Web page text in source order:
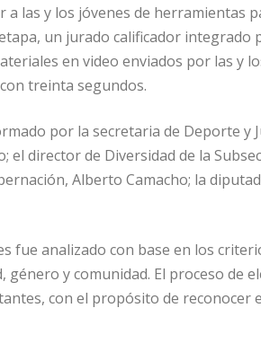
las y los jóvenes de herramientas
un jurado calificador integrado
en video enviados por las y
treinta segundos.
por la secretaria de Deporte y
el director de Diversidad de la
Alberto Camacho; la
fue analizado con base en los
género y comunidad. El proceso de
con el propósito de